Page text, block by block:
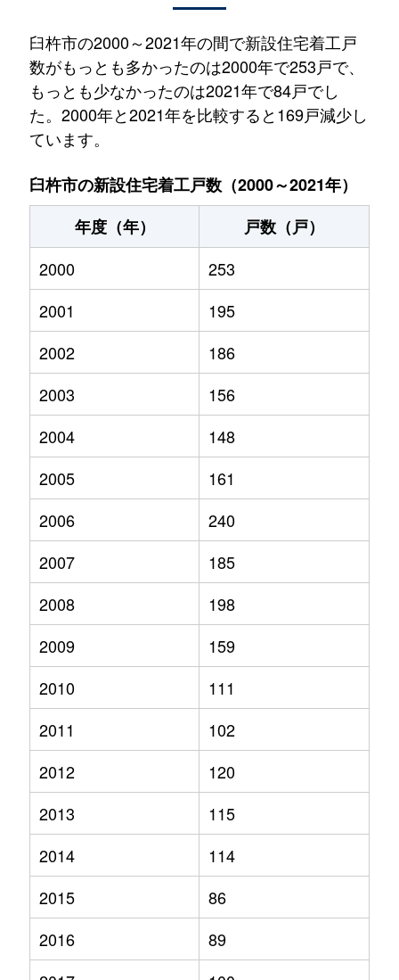
臼杵市の2000～2021年の間で新設住宅着工戸
数がもっとも多かったのは2000年で253戸で、
もっとも少なかったのは2021年で84戸でし
た。2000年と2021年を比較すると169戸減少し
ています。
臼杵市の新設住宅着工戸数（2000～2021年）
年度（年）
戸数（戸）
2000
253
2001
195
2002
186
2003
156
2004
148
2005
161
2006
240
2007
185
2008
198
2009
159
2010
111
2011
102
2012
120
2013
115
2014
114
2015
86
2016
89